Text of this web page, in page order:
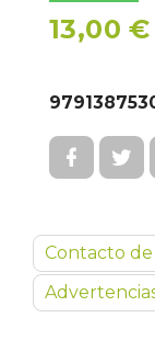
13,00 €
Contacto